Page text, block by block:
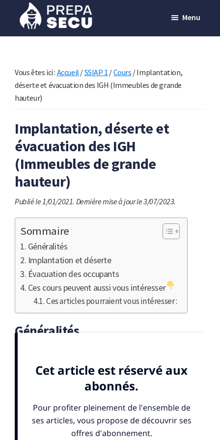
contenuPrepasecu
de
préparation
aux
de
la
sécurité
Menu
Vous êtes ici : Accueil /SSIAP 1 /Cours /Implantation,
déserte et évacuation des IGH (Immeubles de grande
hauteur)
Implantation, déserte et
évacuation des IGH
(Immeubles de grande
hauteur)
Publié le 1/01/2021. Dernière mise à jour le 3/07/2023.
Sommaire
Généralités
Implantation et déserte
Évacuation des occupants
Ces cours peuvent aussi vous intéresser
Ces articles pourraient vous intéresser :
Généralités
du CCH
corps de bâtiment dont le plancher bas du
dernier niveau est situé, par rapport au niveau du